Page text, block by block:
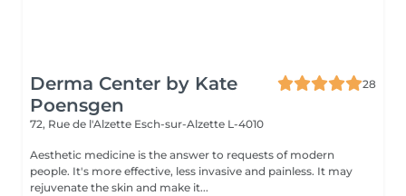
Derma Center by Kate
Poensgen
28
72, Rue de l'Alzette Esch-sur-Alzette L-4010
Aesthetic medicine is the answer to requests of modern
people. It's more effective, less invasive and painless. It may
rejuvenate the skin and make it...